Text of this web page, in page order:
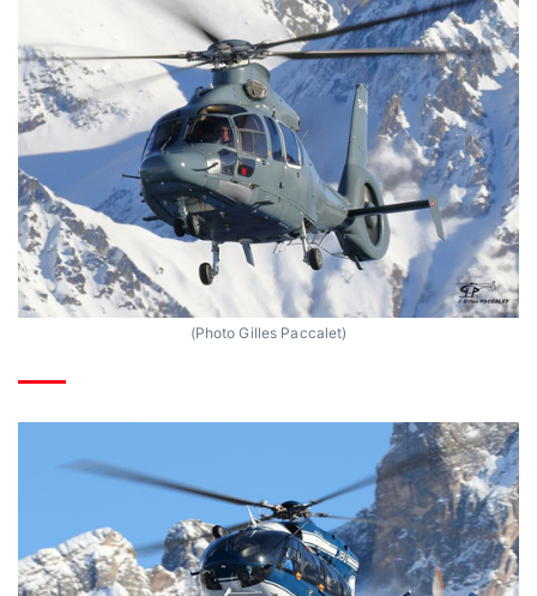
(Photo Gilles Paccalet)